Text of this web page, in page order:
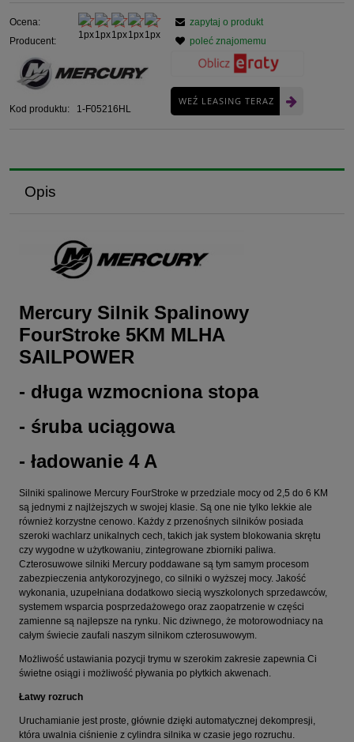
Ocena:
Producent:
Kod produktu: 1-F05216HL
zapytaj o produkt
poleć znajomemu
WEŹ LEASING TERAZ
Opis
Mercury Silnik Spalinowy
FourStroke 5KM MLHA
SAILPOWER
- długa wzmocniona stopa
- śruba uciągowa
- ładowanie 4 A
Silniki spalinowe Mercury FourStroke w przedziale mocy od 2,5 do 6 KM
są jednymi z najlżejszych w swojej klasie. Są one nie tylko lekkie ale
również korzystne cenowo. Każdy z przenośnych silników posiada
szeroki wachlarz unikalnych cech, takich jak system blokowania skrętu
czy wygodne w użytkowaniu, zintegrowane zbiorniki paliwa.
Czterosuwowe silniki Mercury poddawane są tym samym procesom
zabezpieczenia antykorozyjnego, co silniki o wyższej mocy. Jakość
wykonania, uzupełniana dodatkowo siecią wyszkolonych sprzedawców,
systemem wsparcia posprzedażowego oraz zaopatrzenie w części
zamienne są najlepsze na rynku. Nic dziwnego, że motorowodniacy na
całym świecie zaufali naszym silnikom czterosuwowym.
Możliwość ustawiania pozycji trymu w szerokim zakresie zapewnia Ci
świetne osiągi i możliwość pływania po płytkich akwenach.
Łatwy rozruch
Uruchamianie jest proste, głównie dzięki automatycznej dekompresji,
która uwalnia ciśnienie z cylindra silnika w czasie jego rozruchu.